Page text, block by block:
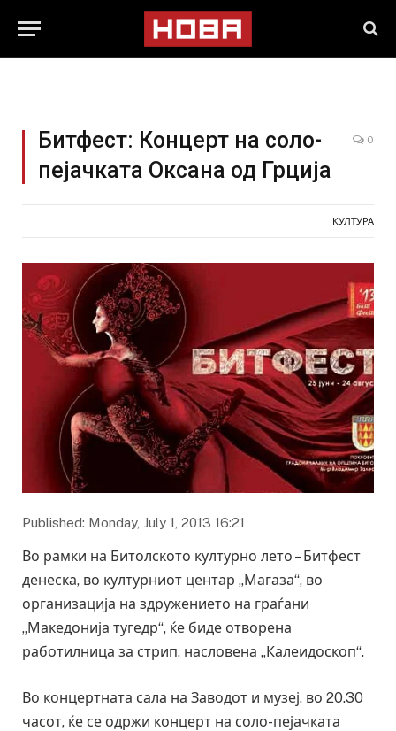
Битфест: Концерт на соло-
пејачката Оксана од Грција
0
КУЛТУРА
Published: Monday, July 1, 2013 16:21
Во рамки на Битолското културно лето – Битфест
денеска, во културниот центар „Магаза“, во
организација на здружението на граѓани
„Македонија тугедр“, ќе биде отворена
работилница за стрип, насловена „Калеидоскоп“.
Во концертната сала на Заводот и музеј, во 20.30
часот, ќе се одржи концерт на соло-пејачката